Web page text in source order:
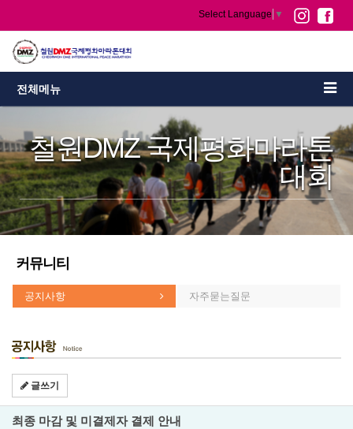
Select Language ▼
전체메뉴
철원DMZ 국제평화마라톤
대회
커뮤니티
공지사항 자주묻는질문
글쓰기
최종 마감 및 미결제자 결제 안내